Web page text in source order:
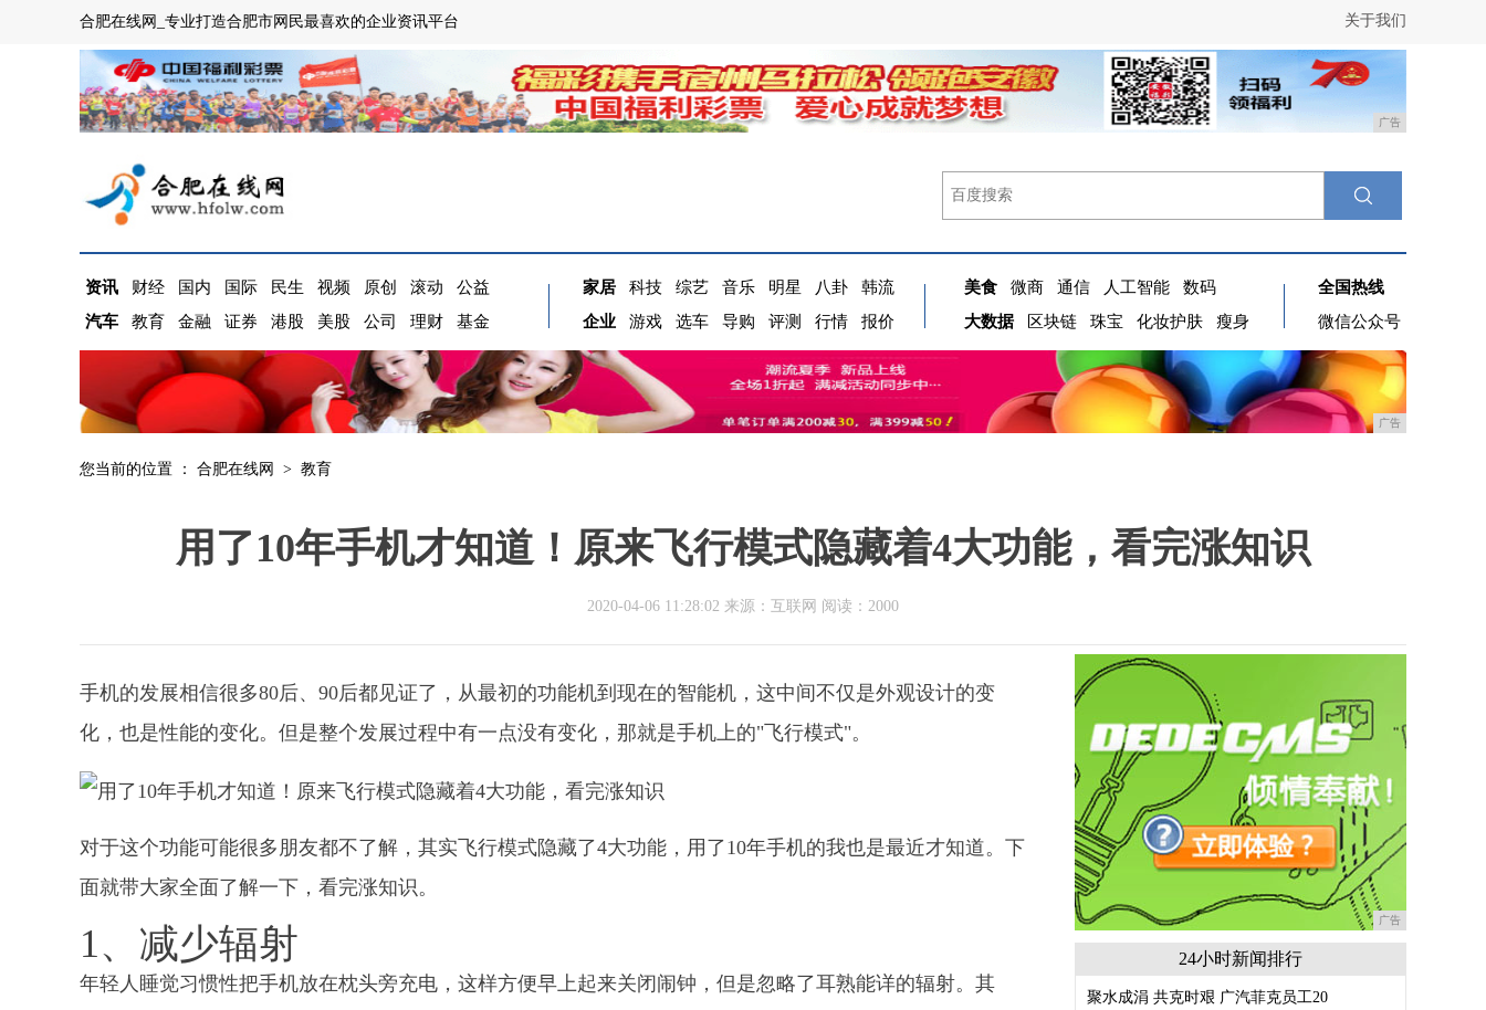
关于我们
合肥在线网_专业打造合肥市网民最喜欢的企业资讯平台
广告
资讯 财经 国内 国际 民生 视频 原创 滚动
公益
汽车
教育 金融 证券 港股 美股 公司 理财 基金
家居 科技 综艺 音乐 明星 八卦
韩流
企业
游戏 选车 导购 评测 行情 报价
美食 微商 通信 人工智能
数码
大数据
区块链 珠宝 化妆护肤 瘦身
全国热线
微信公众号
广告
您当前的位置 ： 合肥在线网 > 教育
用了10年手机才知道！原来飞行模式隐藏着4大功能，看完涨知识
2020-04-06 11:28:02 来源：互联网 阅读：2000
手机的发展相信很多80后、90后都见证了，从最初的功能机到现在的智能机，这中间不仅是外观设计的变
化，也是性能的变化。但是整个发展过程中有一点没有变化，那就是手机上的"飞行模式"。
对于这个功能可能很多朋友都不了解，其实飞行模式隐藏了4大功能，用了10年手机的我也是最近才知道。下
面就带大家全面了解一下，看完涨知识。
1、减少辐射
年轻人睡觉习惯性把手机放在枕头旁充电，这样方便早上起来关闭闹钟，但是忽略了耳熟能详的辐射。其
广告
24小时新闻排行
聚水成涓 共克时艰 广汽菲克员工20